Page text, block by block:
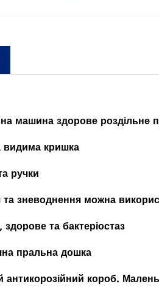
машина здорове
видима кришка
ручки
зневоднення можна
здорове та бактеріостаз
пральна дошка
короб.